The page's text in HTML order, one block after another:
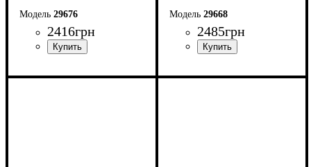
29676
2416грн
Ширина: 60 см
29668
2485грн
Ширина: 92,3 см